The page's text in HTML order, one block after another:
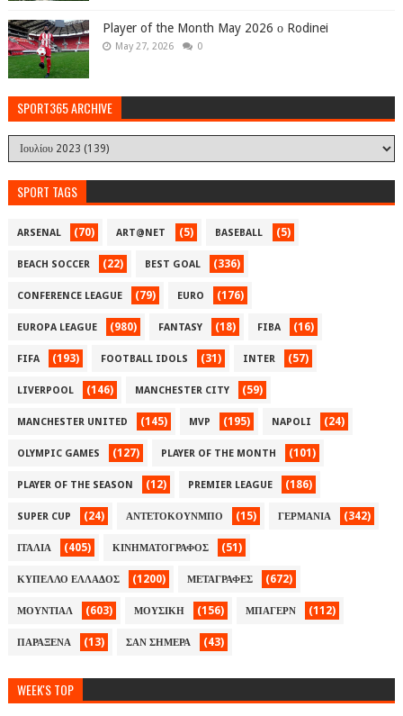
Player of the Month May 2026 ο Rodinei
May 27, 2026 0
SPORT365 ARCHIVE
SPORT TAGS
ARSENAL (70) ART@NET (5) BASEBALL (5)
BEACH SOCCER (22) BEST GOAL (336)
CONFERENCE LEAGUE (79) EURO (176)
EUROPA LEAGUE (980) FANTASY (18) FIBA (16)
FIFA (193) FOOTBALL IDOLS (31) INTER (57)
LIVERPOOL (146) MANCHESTER CITY (59)
MANCHESTER UNITED (145) MVP (195) NAPOLI (24)
OLYMPIC GAMES (127) PLAYER OF THE MONTH (101)
PLAYER OF THE SEASON (12) PREMIER LEAGUE (186)
SUPER CUP (24) ΑΝΤΕΤΟΚΟΥΝΜΠΟ (15) ΓΕΡΜΑΝΙΑ (342)
ΙΤΑΛΙΑ (405) ΚΙΝΗΜΑΤΟΓΡΑΦΟΣ (51)
ΚΥΠΕΛΛΟ ΕΛΛΑΔΟΣ (1200) ΜΕΤΑΓΡΑΦΕΣ (672)
ΜΟΥΝΤΙΑΛ (603) ΜΟΥΣΙΚΗ (156) ΜΠΑΓΕΡΝ (112)
ΠΑΡΑΞΕΝΑ (13) ΣΑΝ ΣΗΜΕΡΑ (43)
WEEK'S TOP